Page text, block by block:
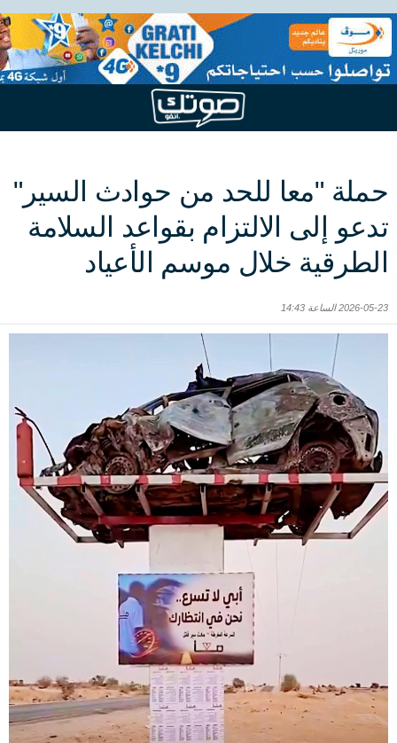
حملة "معا للحد من حوادث السير"
تدعو إلى الالتزام بقواعد السلامة
الطرقية خلال موسم الأعياد
2026-05-23 الساعة 14:43